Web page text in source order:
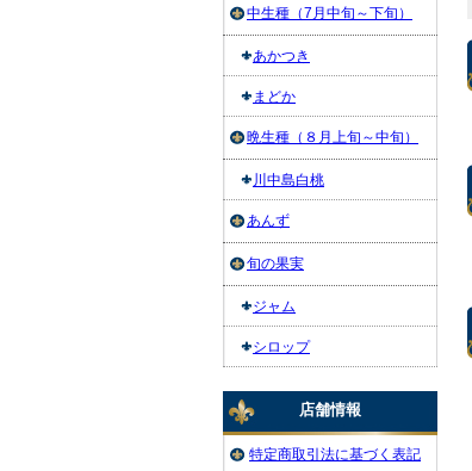
中生種（7月中旬～下旬）
あかつき
まどか
晩生種（８月上旬～中旬）
川中島白桃
あんず
旬の果実
ジャム
シロップ
店舗情報
特定商取引法に基づく表記